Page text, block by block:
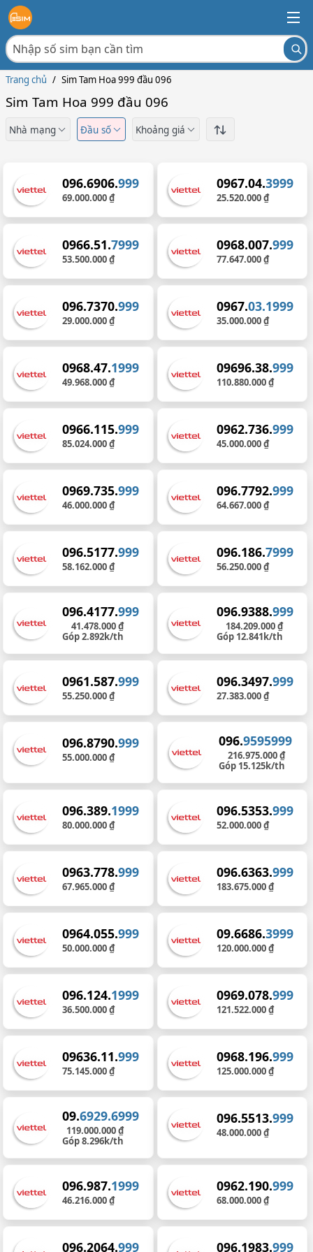
Trang chủ / Sim Tam Hoa 999 đầu 096
Sim Tam Hoa 999 đầu 096
Nhà mạng Đầu số Khoảng giá
096.6906.999
69.000.000 ₫
0967.04.3999
25.520.000 ₫
0966.51.7999
53.500.000 ₫
0968.007.999
77.647.000 ₫
096.7370.999
29.000.000 ₫
0967.03.1999
35.000.000 ₫
0968.47.1999
49.968.000 ₫
09696.38.999
110.880.000 ₫
0966.115.999
85.024.000 ₫
0962.736.999
45.000.000 ₫
0969.735.999
46.000.000 ₫
096.7792.999
64.667.000 ₫
096.5177.999
58.162.000 ₫
096.186.7999
56.250.000 ₫
096.4177.999
41.478.000 ₫
Góp 2.892k/th
096.9388.999
184.209.000 ₫
Góp 12.841k/th
0961.587.999
55.250.000 ₫
096.3497.999
27.383.000 ₫
096.8790.999
55.000.000 ₫
096.9595999
216.975.000 ₫
Góp 15.125k/th
096.389.1999
80.000.000 ₫
096.5353.999
52.000.000 ₫
0963.778.999
67.965.000 ₫
096.6363.999
183.675.000 ₫
0964.055.999
50.000.000 ₫
09.6686.3999
120.000.000 ₫
096.124.1999
36.500.000 ₫
0969.078.999
121.522.000 ₫
09636.11.999
75.145.000 ₫
0968.196.999
125.000.000 ₫
09.6929.6999
119.000.000 ₫
Góp 8.296k/th
096.5513.999
48.000.000 ₫
096.987.1999
46.216.000 ₫
0962.190.999
68.000.000 ₫
096.2064.999 096.1983.999